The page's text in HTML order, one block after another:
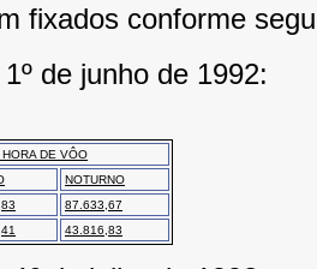
fixados conforme
de junho de 1992:
DE VÔO
NOTURNO
87.633,67
43.816,83